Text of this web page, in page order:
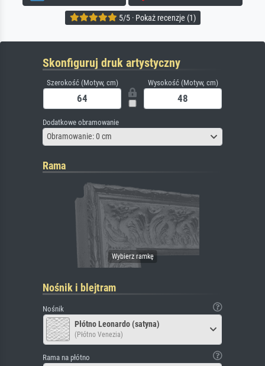
5/5 · Pokaż recenzje (1)
Skonfiguruj druk artystyczny
Szerokość (Motyw, cm) Wysokość (Motyw, cm)
Dodatkowe obramowanie
Obramowanie: 0 cm
Rama
Nośnik i blejtram
Nośnik
Płótno Leonardo (satyna)
(Płótno Venezia)
Rama na płótno